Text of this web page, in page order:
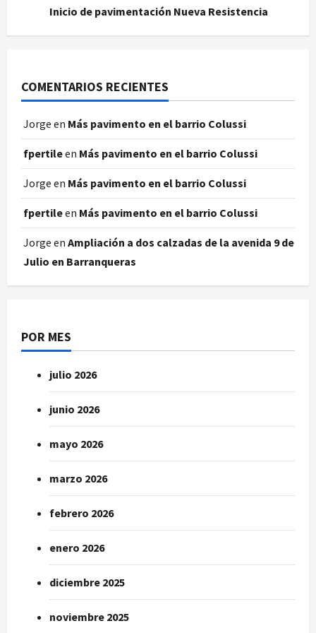
Inicio de pavimentación Nueva Resistencia
COMENTARIOS RECIENTES
Jorge en Más pavimento en el barrio Colussi
fpertileen Más pavimento en el barrio Colussi
Jorge en Más pavimento en el barrio Colussi
fpertileen Más pavimento en el barrio Colussi
Jorge en Ampliación a dos calzadas de la avenida 9 de
Julio en Barranqueras
POR MES
julio 2026
junio 2026
mayo 2026
marzo 2026
febrero 2026
enero 2026
diciembre 2025
noviembre 2025